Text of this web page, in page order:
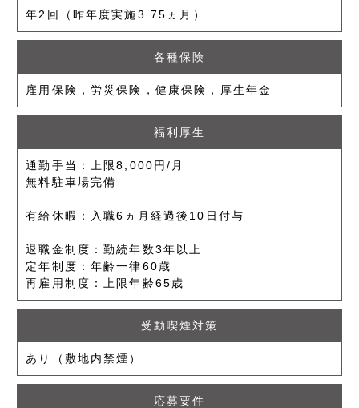
年2回（昨年度実施3.75ヵ月）
各種保険
雇用保険，労災保険，健康保険，厚生年金
福利厚生
通勤手当：上限8,000円/月
無料駐車場完備
有給休暇：入職6ヵ月経過後10日付与
退職金制度：勤続年数3年以上
定年制度：年齢一律60歳
再雇用制度：上限年齢65歳
受動喫煙対策
あり（敷地内禁煙）
応募要件